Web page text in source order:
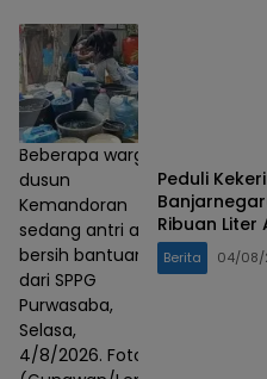
Beberapa warga
dusun
Kemandoran
sedang antri air
bersih bantuan
dari SPPG
Purwasaba,
Selasa,
4/8/2026. Foto :
Peduli
Ribuan Liter
Berita 04/08/